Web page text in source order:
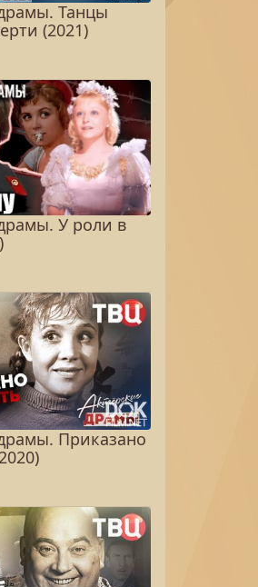
Танцы
(2021)
У роли в
Приказано